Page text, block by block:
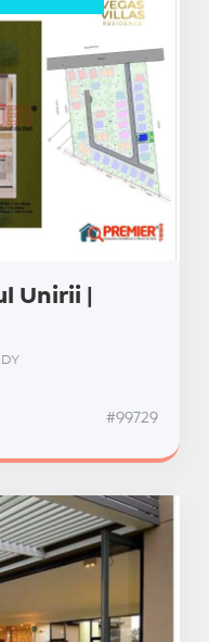
Unirii |
#99729